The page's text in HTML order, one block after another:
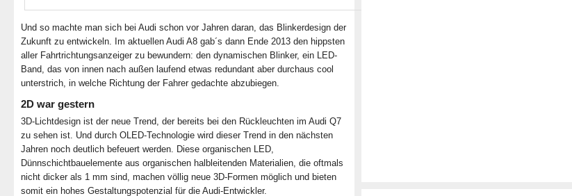
Und so machte man sich bei Audi schon vor Jahren daran, das Blinkerdesign der
Zukunft zu entwickeln. Im aktuellen Audi A8 gab´s dann Ende 2013 den hippsten
aller Fahrtrichtungsanzeiger zu bewundern: den dynamischen Blinker, ein LED-
Band, das von innen nach außen laufend etwas redundant aber durchaus cool
unterstrich, in welche Richtung der Fahrer gedachte abzubiegen.
2D war gestern
3D-Lichtdesign ist der neue Trend, der bereits bei den Rückleuchten im Audi Q7
zu sehen ist. Und durch OLED-Technologie wird dieser Trend in den nächsten
Jahren noch deutlich befeuert werden. Diese organischen LED,
Dünnschichtbauelemente aus organischen halbleitenden Materialien, die oftmals
nicht dicker als 1 mm sind, machen völlig neue 3D-Formen möglich und bieten
somit ein hohes Gestaltungspotenzial für die Audi-Entwickler.